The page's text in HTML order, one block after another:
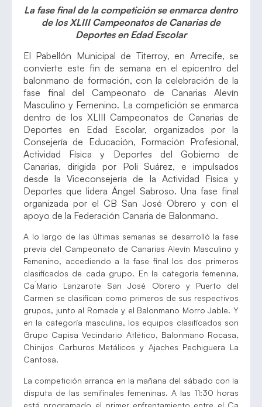
La fase final de la competición se enmarca dentro
de los XLIII Campeonatos de Canarias de
Deportes en Edad Escolar
El Pabellón Municipal de Titerroy, en Arrecife, se
convierte este fin de semana en el epicentro del
balonmano de formación, con la celebración de la
fase final del Campeonato de Canarias Alevín
Masculino y Femenino. La competición se enmarca
dentro de los XLIII Campeonatos de Canarias de
Deportes en Edad Escolar, organizados por la
Consejería de Educación, Formación Profesional,
Actividad Física y Deportes del Gobierno de
Canarias, dirigida por Poli Suárez, e impulsados
desde la Viceconsejería de la Actividad Física y
Deportes que lidera Ángel Sabroso. Una fase final
organizada por el CB San José Obrero y con el
apoyo de la Federación Canaria de Balonmano.
A lo largo de las últimas semanas se desarrolló la fase
previa del Campeonato de Canarias Alevín Masculino y
Femenino, accediendo a la fase final los dos primeros
clasificados de cada grupo. En la categoría femenina,
Ca´Mario Lanzarote San José Obrero y Puerto del
Carmen se clasifican como primeros de sus respectivos
grupos, junto al Romade y el Balonmano Morro Jable. Y
en la categoría masculina, los equipos clasificados son
Grupo Capisa Vecindario Atlético, Balonmano Rocasa,
Chinijos Carburos Metálicos y Ajaches Pechiguera La
Cantosa.
La competición arranca en la mañana del sábado con la
disputa de las semifinales femeninas. A las 11:30 horas
está programado el primer enfrentamiento entre el Ca